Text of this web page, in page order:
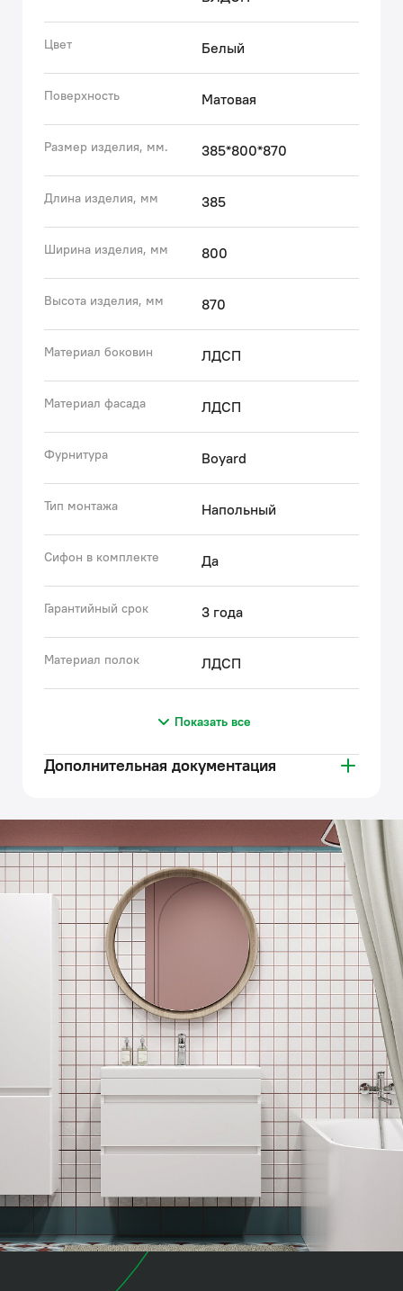
Фурнитура рассчитана на 30 000 открываний, что
составляет более 10 лет исправной работы.
• В комплекте белые пластиковые ножки 100 мм и
сифон, за счет чего тумба полностью готова к
установке.
(с) Авторский текст, апрель 2023 г.
Цвет Белый
Поверхность Матовая
Размер изделия, мм. 385*800*870
Длина изделия, мм 385
Ширина изделия, мм 800
Высота изделия, мм 870
Материал боковин ЛДСП
Материал фасада ЛДСП
Фурнитура Boyard
Тип монтажа Напольный
Сифон в комплекте Да
Гарантийный срок 3 года
Материал полок ЛДСП
Показать все
Дополнительная документация